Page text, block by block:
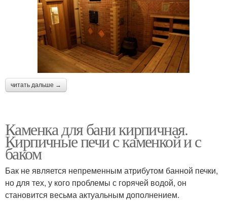
читать дальше →
Каменка для бани кирпичная.
Кирпичные печи с каменкой и с
баком
Бак не является непременным атрибутом банной печки,
но для тех, у кого проблемы с горячей водой, он
становится весьма актуальным дополнением.